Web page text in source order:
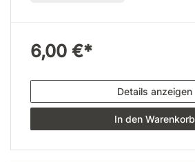
6,00 €*
Details anzeigen
In den Warenkorb